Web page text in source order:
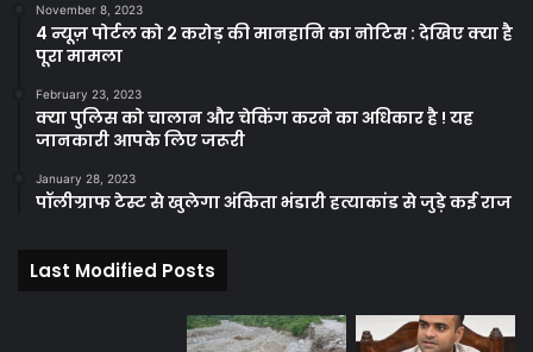
November 8, 2023
4 न्यूज़ पोर्टल को 2 करोड़ की मानहानि का नोटिस : देखिए क्या है
पूरा मामला
February 23, 2023
क्या पुलिस को चालान और चेकिंग करने का अधिकार है ! यह
जानकारी आपके लिए जरूरी
January 28, 2023
पॉलीग्राफ टेस्ट से खुलेगा अंकिता भंडारी हत्याकांड से जुड़े कई राज
Last Modified Posts